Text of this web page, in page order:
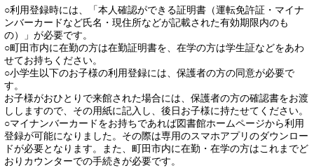
○利用登録時には、「本人確認ができる証明書（運転免許証・マイナ
ンバーカードなど氏名・現住所などが記載された有効期限内のも
の）」が必要です。
○町田市内に在勤の方は在勤証明書を、在学の方は学生証などをあわ
せてお持ちください。
○小学生以下のお子様の利用登録には、保護者の方の同意が必要で
す。
お子様がおひとりで来館された場合には、保護者の方の確認書をお渡
ししますので、その用紙に記入し、後日お子様に持たせてください。
○マイナンバーカードをお持ちであれば図書館ホームページから利用
登録が可能になりました。その際は専用のスマホアプリのダウンロー
ドが必要となります。また、町田市内に在勤・在学の方はこれまでど
おりカウンターでの手続きが必要です。